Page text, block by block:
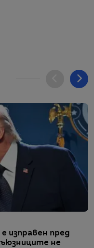
изправен пред
не